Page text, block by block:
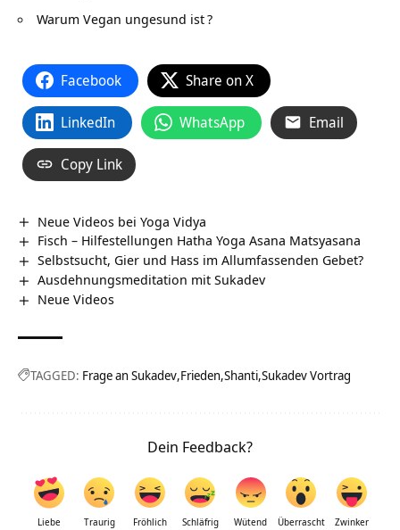
Warum Vegan ungesund ist?
Facebook Share on X
LinkedIn WhatsApp Email
Copy Link
Neue Videos bei Yoga Vidya
Fisch – Hilfestellungen Hatha Yoga Asana Matsyasana
Selbstsucht, Gier und Hass im Allumfassenden Gebet?
Ausdehnungsmeditation mit Sukadev
Neue Videos
TAGGED: Frage an Sukadev Frieden Shanti Sukadev Vortrag
Dein Feedback?
Liebe Traurig Fröhlich Schläfrig Wütend Überrascht Zwinker